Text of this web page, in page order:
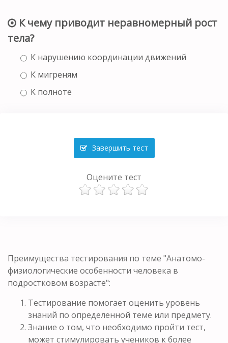
К чему приводит неравномерный рост
тела?
К нарушению координации движений
К мигреням
К полноте
Завершить тест
Оцените тест
Преимущества тестирования по теме "Анатомо-
физиологические особенности человека в
подростковом возрасте":
Тестирование помогает оценить уровень
знаний по определенной теме или предмету.
Знание о том, что необходимо пройти тест,
может стимулировать учеников к более